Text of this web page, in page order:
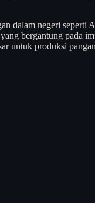
dalam negeri
bergantung pada
untuk produksi